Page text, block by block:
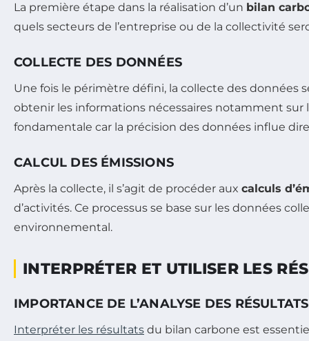
La première étape dans la réalisation d’un bilan
quels secteurs de l’entreprise ou de la collectivité
COLLECTE DES DONNÉES
Une fois le périmètre défini, la collecte des données
obtenir les informations nécessaires notamment
fondamentale car la précision des données influe
CALCUL DES ÉMISSIONS
Après la collecte, il s’agit de procéder aux calculs
d’activités. Ce processus se base sur les données
environnemental.
INTERPRÉTER ET UTILISER LES
IMPORTANCE DE L’ANALYSE DES RÉSULTATS
Interpréter les résultats du bilan carbone est